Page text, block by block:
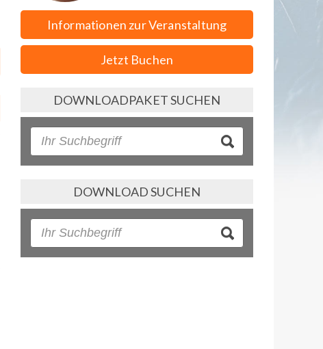
Informationen zur Veranstaltung
Jetzt Buchen
DOWNLOADPAKET SUCHEN
DOWNLOAD SUCHEN